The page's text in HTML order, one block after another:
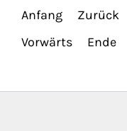
Anfang Zurück
Vorwärts
Ende